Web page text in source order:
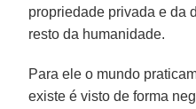
propriedade privada e da
resto da humanidade.
Para ele o mundo
existe é visto de forma